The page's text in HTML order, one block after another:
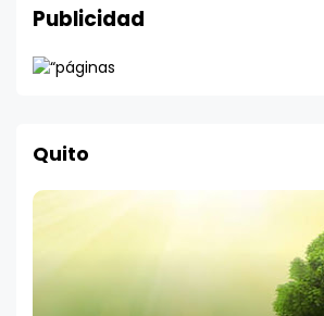
Publicidad
Quito